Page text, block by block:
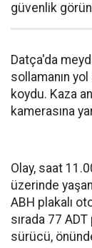
güvenlik
Datça'da
sollamanın
koydu. Kaza
kamerasına
Olay, saat
üzerinde
ABH plakalı
sırada 77
sürücü,